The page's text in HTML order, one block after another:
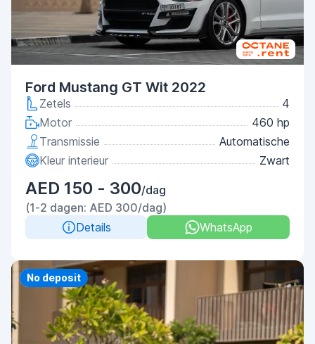
Ford Mustang GT Wit 2022
Zetels
4
Motor
460 hp
Transmissie
Automatische
Kleur interieur
Zwart
AED 150 - 300/dag
(1-2 dagen: AED 300/dag)
Details
WhatsApp
Priority
No deposit